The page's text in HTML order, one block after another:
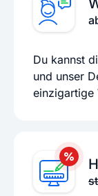
Du kannst
und unser
einzigartige